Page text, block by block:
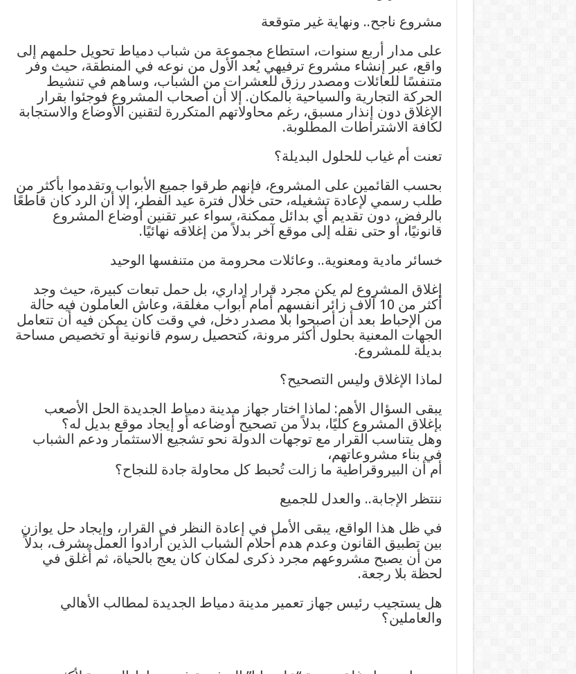
مشروع ناجح.. ونهاية غير متوقعة
على مدار أربع سنوات، استطاع مجموعة من شباب دمياط تحويل حلمهم إلى
واقع، عبر إنشاء مشروع ترفيهي يُعد الأول من نوعه في المنطقة، حيث وفر
متنفسًا للعائلات ومصدر رزق للعشرات من الشباب، وساهم في تنشيط
الحركة التجارية والسياحية بالمكان. إلا أن أصحاب المشروع فوجئوا بقرار
الإغلاق دون إنذار مسبق، رغم محاولاتهم المتكررة لتقنين الأوضاع والاستجابة
لكافة الاشتراطات المطلوبة.
تعنت أم غياب للحلول البديلة؟
بحسب القائمين على المشروع، فإنهم طرقوا جميع الأبواب وتقدموا بأكثر من
طلب رسمي لإعادة تشغيله، حتى خلال فترة عيد الفطر، إلا أن الرد كان قاطعًا
بالرفض، دون تقديم أي بدائل ممكنة، سواء عبر تقنين أوضاع المشروع
قانونيًا، أو حتى نقله إلى موقع آخر بدلاً من إغلاقه نهائيًا.
خسائر مادية ومعنوية.. وعائلات محرومة من متنفسها الوحيد
إغلاق المشروع لم يكن مجرد قرار إداري، بل حمل تبعات كبيرة، حيث وجد
أكثر من 10 آلاف زائر أنفسهم أمام أبواب مغلقة، وعاش العاملون فيه حالة
من الإحباط بعد أن أصبحوا بلا مصدر دخل، في وقت كان يمكن فيه أن تتعامل
الجهات المعنية بحلول أكثر مرونة، كتحصيل رسوم قانونية أو تخصيص مساحة
بديلة للمشروع.
لماذا الإغلاق وليس التصحيح؟
يبقى السؤال الأهم: لماذا اختار جهاز مدينة دمياط الجديدة الحل الأصعب
بإغلاق المشروع كليًا، بدلاً من تصحيح أوضاعه أو إيجاد موقع بديل له؟
وهل يتناسب القرار مع توجهات الدولة نحو تشجيع الاستثمار ودعم الشباب
في بناء مشروعاتهم،
أم أن البيروقراطية ما زالت تُحبط كل محاولة جادة للنجاح؟
ننتظر الإجابة.. والعدل للجميع
في ظل هذا الواقع، يبقى الأمل في إعادة النظر في القرار، وإيجاد حل يوازن
بين تطبيق القانون وعدم هدم أحلام الشباب الذين أرادوا العمل بشرف، بدلاً
من أن يصبح مشروعهم مجرد ذكرى لمكان كان يعج بالحياة، ثم أُغلق في
لحظة بلا رجعة.
هل يستجيب رئيس جهاز تعمير مدينة دمياط الجديدة لمطالب الأهالي
والعاملين؟